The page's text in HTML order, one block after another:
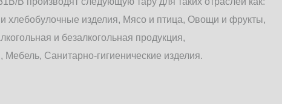
хлебобулочные изделия, Мясо и птица, Овощи и фрукты,
и безалкогольная продукция,
Санитарно-гигиенические изделия.